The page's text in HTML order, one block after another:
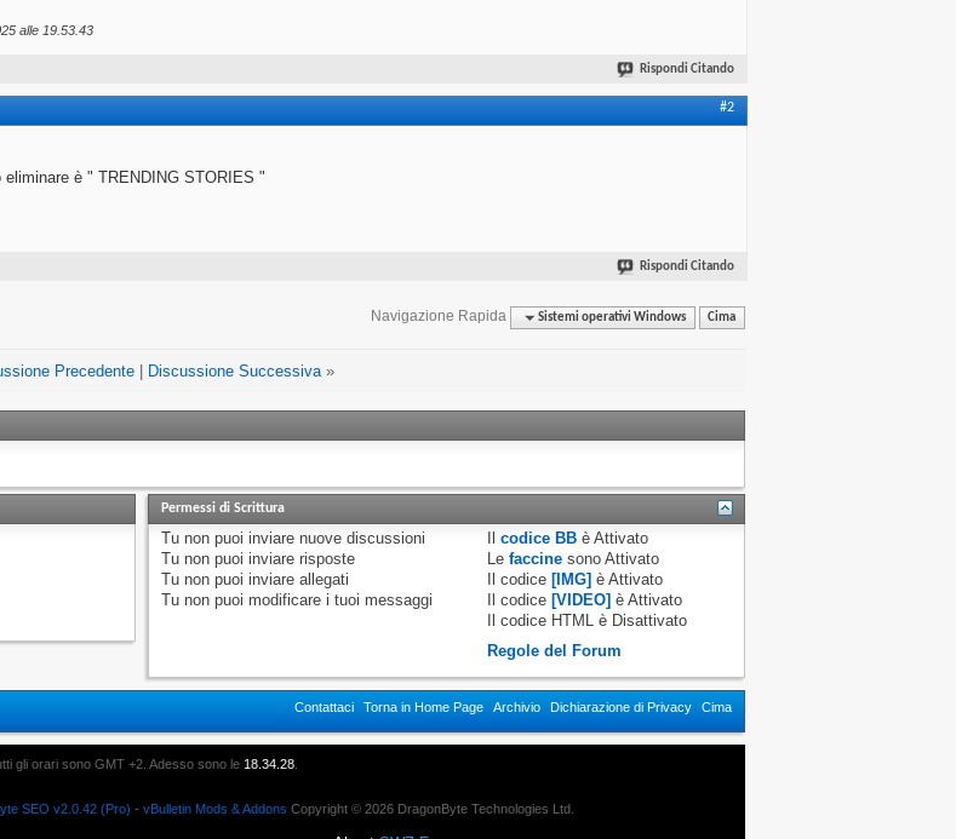
alle 19.53.43
Rispondi Citando
#2
è " TRENDING STORIES "
Rispondi Citando
Navigazione Rapida Sistemi operativi Windows Cima
Precedente| Discussione Successiva »
Permessi di Scrittura
Tu non puoi inviare nuove discussioni
Tu non puoi inviare risposte
Tu non puoi inviare allegati
Tu non puoi modificare i tuoi messaggi
Ilcodice BB èAttivato
Lefaccine sonoAttivato
Il codice [IMG] èAttivato
Il codice [VIDEO] èAttivato
Il codice HTML è Disattivato
Regole del Forum
Contattaci Torna in Home Page Archivio Dichiarazione di Privacy Cima
gli orari sono GMT +2. Adesso sono le 18.34.28.
SEO v2.0.42 (Pro) - vBulletin Mods & Addons Copyright © 2026 DragonByte Technologies Ltd.